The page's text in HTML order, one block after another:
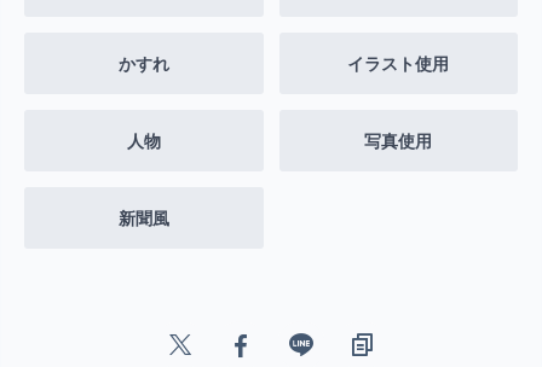
かすれ イラスト使用
人物 写真使用
新聞風